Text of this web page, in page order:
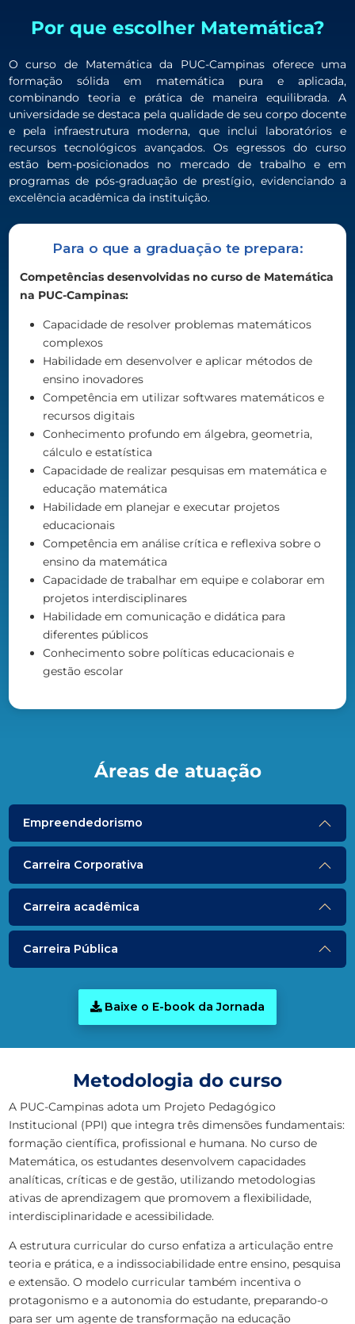
Por que escolher Matemática?
O curso de Matemática da PUC-Campinas oferece uma
formação sólida em matemática pura e aplicada,
combinando teoria e prática de maneira equilibrada. A
universidade se destaca pela qualidade de seu corpo docente
e pela infraestrutura moderna, que inclui laboratórios e
recursos tecnológicos avançados. Os egressos do curso
estão bem-posicionados no mercado de trabalho e em
programas de pós-graduação de prestígio, evidenciando a
excelência acadêmica da instituição.
Para o que a graduação te prepara:
Competências desenvolvidas no curso de Matemática
na PUC-Campinas:
Capacidade de resolver problemas matemáticos
complexos
Habilidade em desenvolver e aplicar métodos de
ensino inovadores
Competência em utilizar softwares matemáticos e
recursos digitais
Conhecimento profundo em álgebra, geometria,
cálculo e estatística
Capacidade de realizar pesquisas em matemática e
educação matemática
Habilidade em planejar e executar projetos
educacionais
Competência em análise crítica e reflexiva sobre o
ensino da matemática
Capacidade de trabalhar em equipe e colaborar em
projetos interdisciplinares
Habilidade em comunicação e didática para
diferentes públicos
Conhecimento sobre políticas educacionais e
gestão escolar
Áreas de atuação
Empreendedorismo
Carreira Corporativa
Carreira acadêmica
Carreira Pública
Baixe o E-book da Jornada
Metodologia do curso
A PUC-Campinas adota um Projeto Pedagógico
Institucional (PPI) que integra três dimensões fundamentais:
formação científica, profissional e humana. No curso de
Matemática, os estudantes desenvolvem capacidades
analíticas, críticas e de gestão, utilizando metodologias
ativas de aprendizagem que promovem a flexibilidade,
interdisciplinaridade e acessibilidade.
A estrutura curricular do curso enfatiza a articulação entre
teoria e prática, e a indissociabilidade entre ensino, pesquisa
e extensão. O modelo curricular também incentiva o
protagonismo e a autonomia do estudante, preparando-o
para ser um agente de transformação na educação